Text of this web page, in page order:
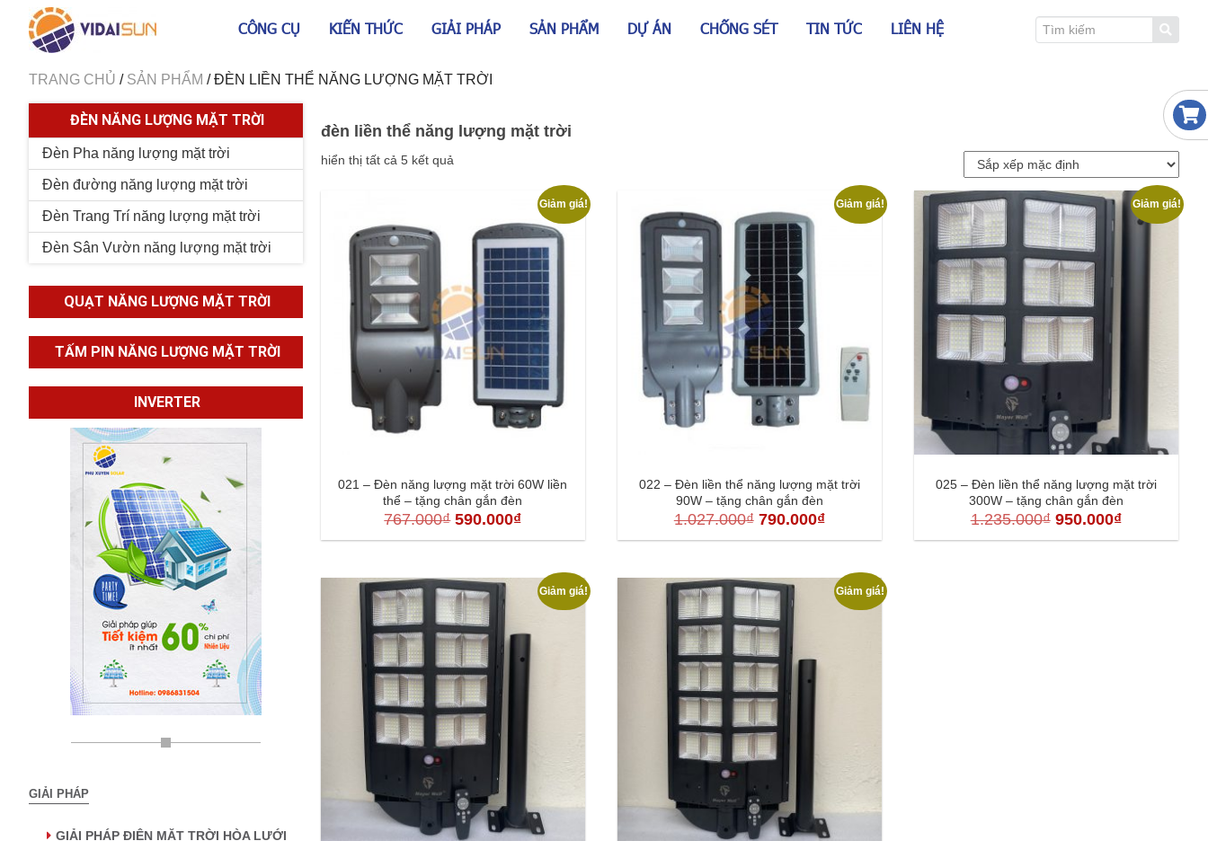
CÔNG CỤ KIẾN THỨC GIẢI PHÁP SẢN PHẨM DỰ ÁN CHỐNG SÉT TIN TỨC LIÊN HỆ
TRANG CHỦ / SẢN PHẨM /ĐÈN LIỀN THỂ NĂNG LƯỢNG MẶT TRỜI
ĐÈN NĂNG LƯỢNG MẶT TRỜI
Đèn Pha năng lượng mặt trời
Đèn đường năng lượng mặt trời
Đèn Trang Trí năng lượng mặt trời
Đèn Sân Vườn năng lượng mặt trời
QUẠT NĂNG LƯỢNG MẶT TRỜI
TẤM PIN NĂNG LƯỢNG MẶT TRỜI
INVERTER
GIẢI PHÁP
GIẢI PHÁP ĐIỆN MẶT TRỜI HÒA LƯỚI
đèn liền thể năng lượng mặt trời
hiển thị tất cả 5 kết quả
Giảm giá!
021 – Đèn năng lượng mặt trời 60W liền
thể – tặng chân gắn đèn
767.000₫ Giá
gốc
767.000₫.
590.000₫Giá
hiện
là:
590.000₫.
Giảm giá!
022 – Đèn liền thể năng lượng mặt trời
90W – tặng chân gắn đèn
1.027.000₫ Giá
gốc
1.027.000₫.
790.000₫Giá
hiện
là:
790.000₫.
Giảm giá!
025 – Đèn liền thể năng lượng mặt trời
300W – tặng chân gắn đèn
1.235.000₫ Giá
gốc
950.000₫Giá
hiện
Giảm giá! Giảm giá!